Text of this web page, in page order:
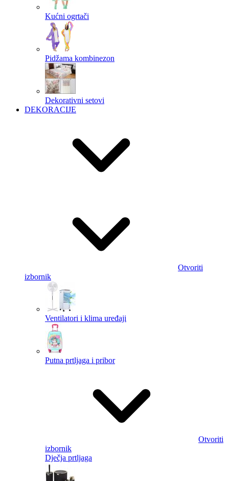
Kućni ogrtači
Pidžama kombinezon
Dekorativni setovi
DEKORACIJE
Otvoriti
izbornik
Ventilatori i klima uređaji
Putna prtljaga i pribor
Otvoriti
izbornik
Dječja prtljaga